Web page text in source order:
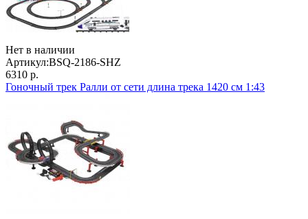
Нет в наличии
Артикул:BSQ-2186-SHZ
6310 р.
Гоночный трек Ралли от сети длина трека 1420 см 1:43